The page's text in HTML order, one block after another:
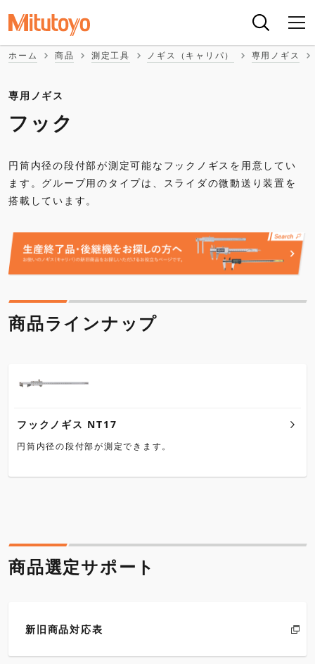
ホーム 商品 測定工具 ノギス（キャリパ） 専用ノギス
専用ノギス
フック
円筒内径の段付部が測定可能なフックノギスを用意してい
ます。グループ用のタイプは、スライダの微動送り装置を
搭載しています。
商品ラインナップ
フックノギス NT17
円筒内径の段付部が測定できます。
商品選定サポート
新旧商品対応表